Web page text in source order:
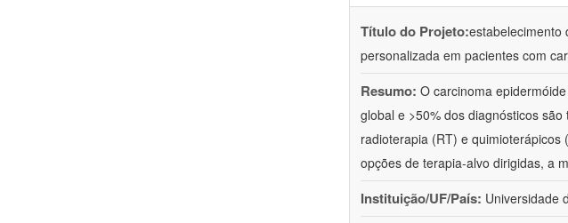
Título do Projeto:estabelecimento
personalizada em pacientes com
Resumo: O carcinoma
global e >50% dos diagnósticos
radioterapia (RT) e
opções de terapia-alvo dirigidas, a
Instituição/UF/País: Universidade